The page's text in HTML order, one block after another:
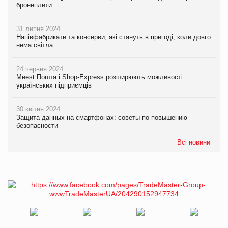
бронеплити
31 липня 2024
Напівфабрикати та консерви, які стануть в пригоді, коли довго
нема світла
24 червня 2024
Meest Пошта і Shop-Express розширюють можливості
українських підприємців
30 квітня 2024
Защита данных на смартфонах: советы по повышению
безопасности
Всі новини